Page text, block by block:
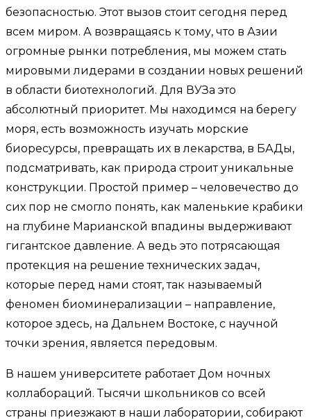
безопасностью. Этот вызов стоит сегодня перед
всем миром. А возвращаясь к тому, что в Азии
огромные рынки потребления, мы можем стать
мировыми лидерами в создании новых решений
в области биотехнологий. Для ВУЗа это
абсолютный приоритет. Мы находимся на берегу
моря, есть возможность изучать морские
биоресурсы, превращать их в лекарства, в БАДы,
подсматривать, как природа строит уникальные
конструкции. Простой пример – человечество до
сих пор не смогло понять, как маленькие крабики
на глубине Марианской впадины выдерживают
гигантское давление. А ведь это потрясающая
протекция на решение технических задач,
которые перед нами стоят, так называемый
феномен биоминерализации – направление,
которое здесь, на Дальнем Востоке, с научной
точки зрения, является передовым.
В нашем университете работает Дом ночных
коллабораций. Тысячи школьников со всей
страны приезжают в наши лаборатории, собирают